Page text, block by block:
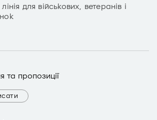
для військових, ветеранів і
та пропозиції